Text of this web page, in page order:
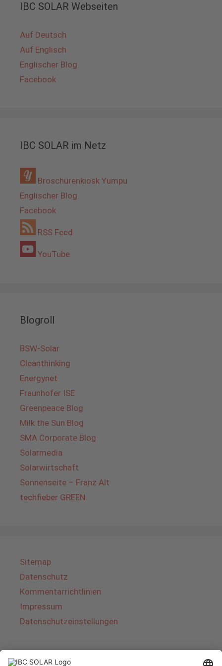
IBC SOLAR Webseiten
Auf Deutsch
Auf Englisch
Englischer Blog
Facebook
IBC SOLAR im Netz
Broschürenkiosk Yumpu
Englischer Blog
Facebook
RSS Feed
YouTube
Blogroll
BSW-Solar
Cleanthinking
Energynet
Fraunhofer ISE
Greenpeace Blog
Milk the Sun Blog
SMA Corporate Blog
Solarmedia
Solarwirtschaft
Sonnenseite – Franz Alt
techfieber GREEN
Sitemap
Datenschutz
Kommentarrichtlinien
Impressum
Datenschutzeinstellungen
Über IBC SOLAR